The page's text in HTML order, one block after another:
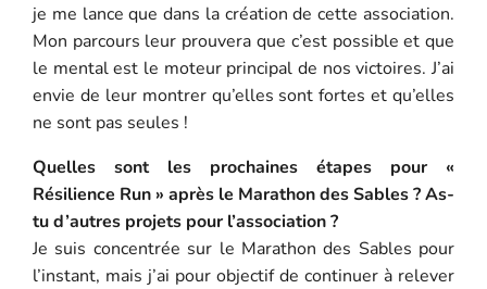
je me lance que dans la création de cette association.
Mon parcours leur prouvera que c’est possible et que
le mental est le moteur principal de nos victoires. J’ai
envie de leur montrer qu’elles sont fortes et qu’elles
ne sont pas seules !
Quelles sont les prochaines étapes pour «
Résilience Run » après le Marathon des Sables ? As-
tu d’autres projets pour l’association ?
Je suis concentrée sur le Marathon des Sables pour
l’instant, mais j’ai pour objectif de continuer à relever